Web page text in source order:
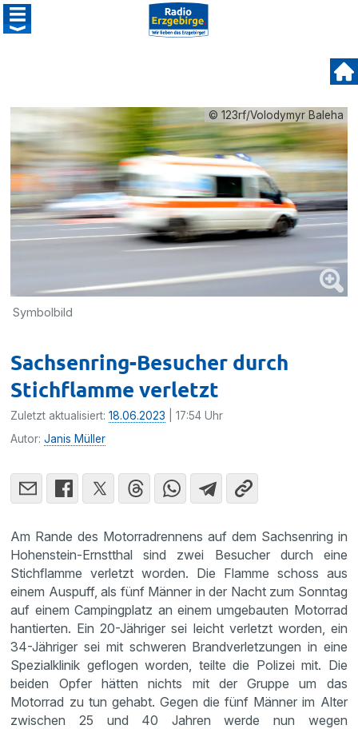
© 123rf/Volodymyr Baleha
Symbolbild
Sachsenring-Besucher durch
Stichflamme verletzt
Zuletzt aktualisiert:18.06.2023 | 17:54 Uhr
Autor:Janis Müller
Am Rande des Motorradrennens auf dem Sachsenring in
Hohenstein-Ernstthal sind zwei Besucher durch eine
Stichflamme verletzt worden. Die Flamme schoss aus
einem Auspuff, als fünf Männer in der Nacht zum Sonntag
auf einem Campingplatz an einem umgebauten Motorrad
hantierten. Ein 20-Jähriger sei leicht verletzt worden, ein
34-Jähriger sei mit schweren Brandverletzungen in eine
Spezialklinik geflogen worden, teilte die Polizei mit. Die
beiden Opfer hätten nichts mit der Gruppe um das
Motorrad zu tun gehabt. Gegen die fünf Männer im Alter
zwischen 25 und 40 Jahren werde nun wegen